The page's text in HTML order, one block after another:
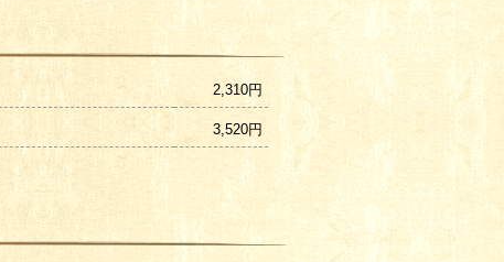
2,310円
3,520円